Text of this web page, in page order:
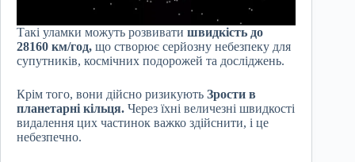
Такі уламки можуть розвивати швидкість до
28160 км/год, що створює серйозну небезпеку для
супутників, космічних подорожей та досліджень.
Крім того, вони дійсно ризикують Зрости в
планетарні кільця. Через їхні величезні швидкості
видалення цих частинок важко здійснити, і це
небезпечно.